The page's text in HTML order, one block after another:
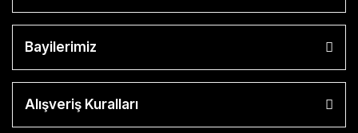
Bayilerimiz
Alışveriş Kuralları